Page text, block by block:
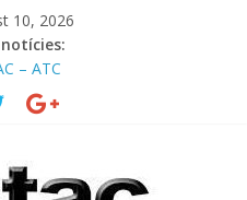
10, 2026
– ATC
con los Mossos d
en COOLTURA FM.
PARA MEJORAR LA